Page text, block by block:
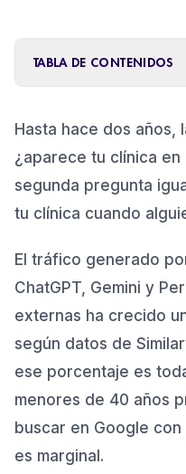
TABLA DE CONTENIDOS
3 . El estado del GEO
4. Las 7 acciones GEO
máximo
4.2 . 2. Implementa
Oficial de Dentistas
4.4 . 4. Genera
de salud
4.5. 5. Crea
4.6
6. Mantén la
Hasta hace dos años,
¿aparece tu clínica en
segunda pregunta
tu clínica cuando
El tráfico generado
ChatGPT, Gemini y
externas ha crecido
según datos de
ese porcentaje es
menores de 40 años
buscar en Google
es marginal.